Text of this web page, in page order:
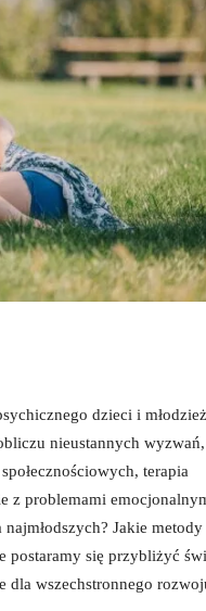
dzieci i
nieustannych
terapia
z problemami
Jakie metody
postaramy się przybliżyć
dla wszechstronnego